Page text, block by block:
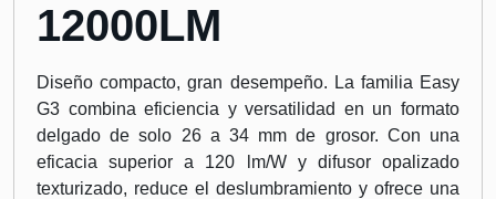
12000LM
Diseño compacto, gran desempeño. La familia Easy
G3 combina eficiencia y versatilidad en un formato
delgado de solo 26 a 34 mm de grosor. Con una
eficacia superior a 120 lm/W y difusor opalizado
texturizado, reduce el deslumbramiento y ofrece una